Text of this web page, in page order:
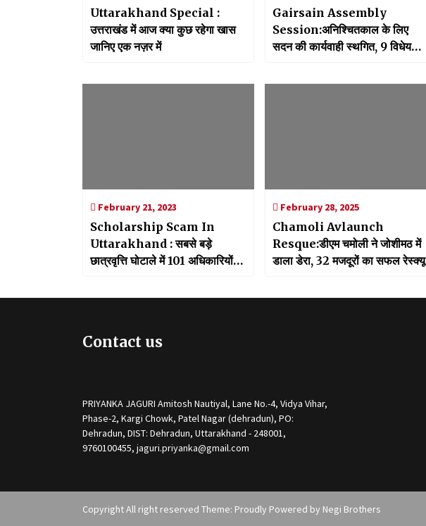
Uttarakhand Special :
उत्तराखंड में आज क्या कुछ रहेगा खास
जानिए एक नज़र में
Gairsain Assembly
Session:अनिश्चितकाल के लिए
सदन की कार्यवाही स्थगित, 9 विधेयक
February 21, 2023
Scholarship Scam In
Uttarakhand : सबसे बड़े
छात्रवृत्ति घोटाले में 101 अधिकारियों
February 28, 2025
Chamoli Avlaunch
Resque:डीएम चमोली ने जोशीमठ में
डाला डेरा, 32 मजदूरों का सफल रेस्क्यू
Contact us
PRIYANKA JAGURI Amitosh Nautiyal, Lane No.-4, Vidya Vihar,
Phase-2, Kargi Chowk, Patel Nagar (dehradun), PO:
Dehradun, DIST: Dehradun, Uttarakhand - 248001,
9760100455, jaguri.priyanka@gmail.com
Copyright All right reserved Theme: Proudly Powered by Negi Brothers